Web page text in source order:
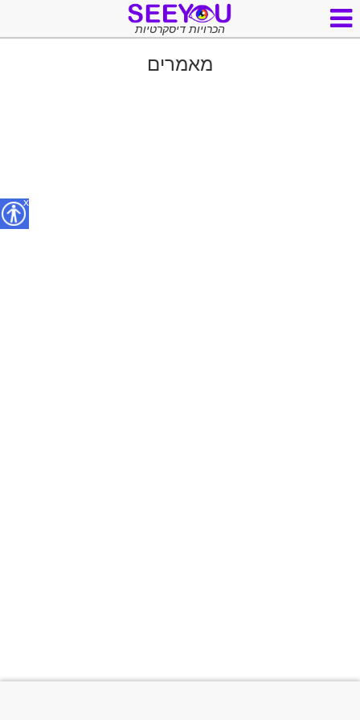
x
הכרויות דיסקרטיות
מאמרים